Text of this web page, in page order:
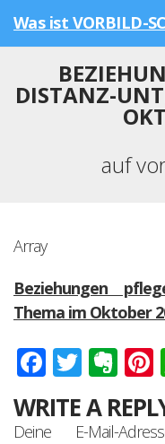
Was ist VORBILD-
DISTANZ-
auf
Array
Beziehungen
Thema im Oktober
Facebook
WRITE A
Deine E-Mail-